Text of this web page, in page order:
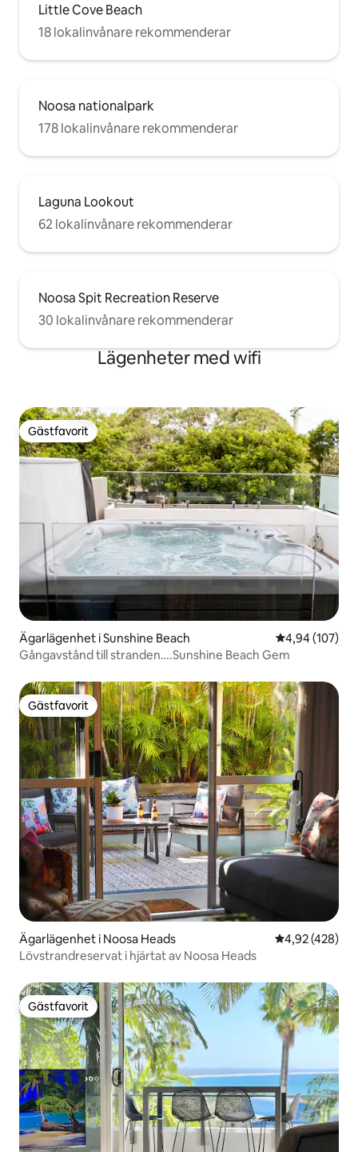
Little Cove Beach
18 lokalinvånare rekommenderar
Noosa nationalpark
178 lokalinvånare rekommenderar
Laguna Lookout
62 lokalinvånare rekommenderar
Noosa Spit Recreation Reserve
30 lokalinvånare rekommenderar
Lägenheter med wifi
Gästfavorit
Gästfavorit
Ägarlägenhet i Sunshine Beach 4,94 av 5 i
4,94 (107)
Gångavstånd till stranden….Sunshine Beach Gem
Gästfavorit
Gästfavorit
Ägarlägenhet i Noosa Heads 4,92 av 5 i
4,92 (428)
Lövstrandreservat i hjärtat av Noosa Heads
Gästfavorit
Gästfavorit